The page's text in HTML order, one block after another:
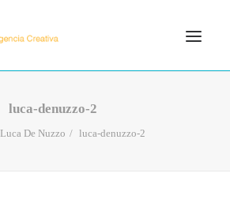
luca-denuzzo-2
Luca De Nuzzo luca-denuzzo-2